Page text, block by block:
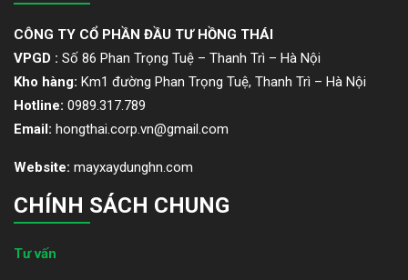
CÔNG TY CỔ PHẦN ĐẦU TƯ HỒNG THÁI
VPGD : Số 86 Phan Trọng Tuệ – Thanh Trì – Hà Nội
Kho hàng: Km1 đường Phan Trọng Tuệ, Thanh Trì – Hà Nội
Hotline: 0989.317.789
Email: hongthai.corp.vn@gmail.com
Website: mayxaydunghn.com
CHÍNH SÁCH CHUNG
Tư vấn